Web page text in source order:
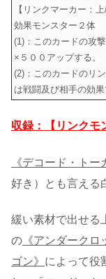
【リンクマーカー：上/
効果モンスター２体
(1)：このカードの攻
×５００アップする。
(2)：このカードのリ
は戦闘及び相手の効果
収録：【リンクモ
《デコード・トー
好き）とも言える
緩い素材で出せる
の 《アンダークロ
ゴン》 によって役